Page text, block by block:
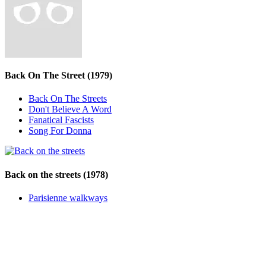
Back On The Street (1979)
Back On The Streets
Don't Believe A Word
Fanatical Fascists
Song For Donna
Back on the streets (1978)
Parisienne walkways